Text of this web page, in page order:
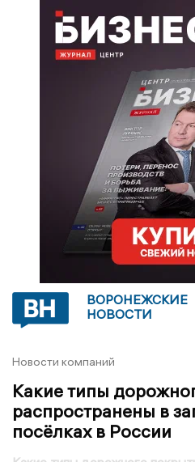
ВОРОНЕЖСКИЕ
НОВОСТИ
Новости компаний
Какие типы
распространены в
посёлках в России